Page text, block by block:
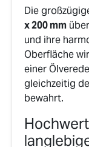
Die
x 200 mm
und ihre
Oberfläche
einer
gleichzeitig
bewahrt.